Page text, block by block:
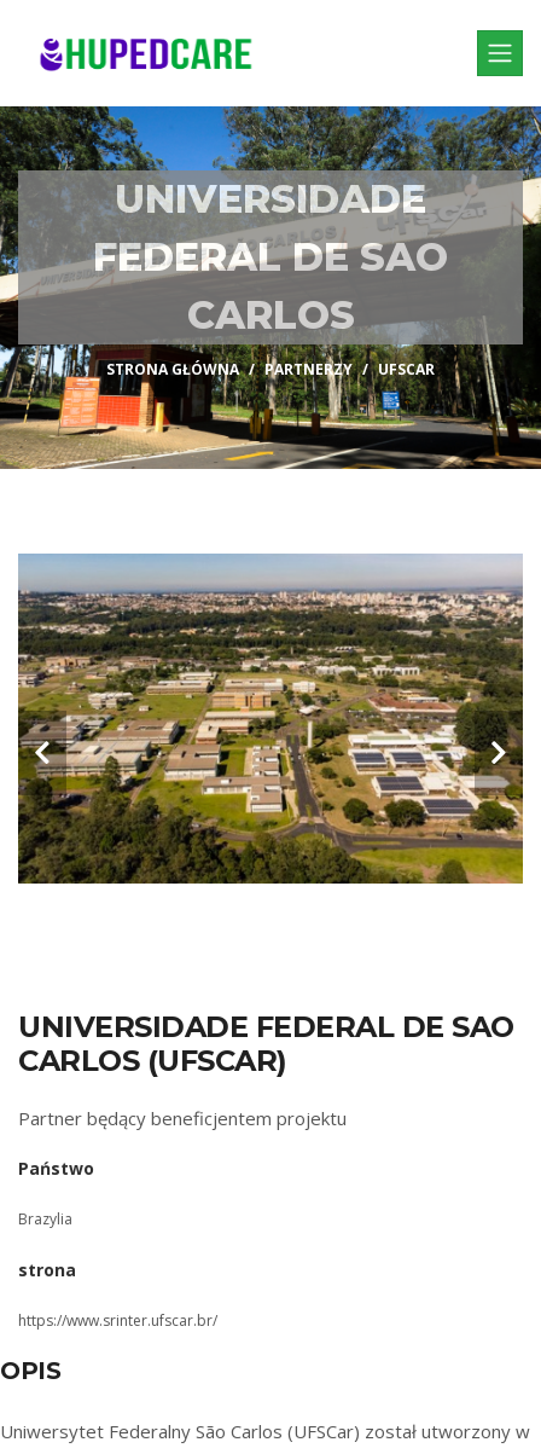
UNIVERSIDADE
FEDERAL DE SAO
CARLOS
STRONA GŁÓWNA PARTNERZY UFSCAR
UNIVERSIDADE FEDERAL DE SAO
CARLOS (UFSCAR)
Partner będący beneficjentem projektu
Państwo
Brazylia
strona
https://www.srinter.ufscar.br/
OPIS
Uniwersytet Federalny São Carlos (UFSCar) został utworzony w